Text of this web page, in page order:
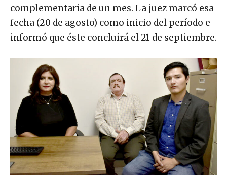
complementaria de un mes. La juez marcó esa
fecha (20 de agosto) como inicio del período e
informó que éste concluirá el 21 de septiembre.